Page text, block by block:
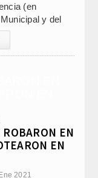
(en
y del
EN
EN
2021